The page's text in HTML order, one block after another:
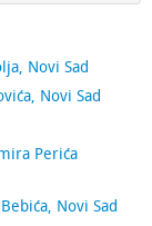
Novi Sad
Novi Sad
Perića
Novi Sad